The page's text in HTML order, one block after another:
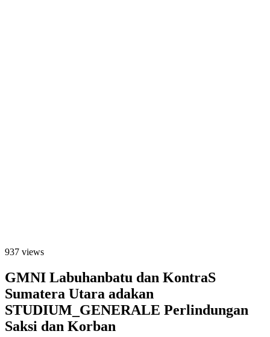
937 views
GMNI Labuhanbatu dan KontraS
Sumatera Utara adakan
STUDIUM_GENERALE Perlindungan
Saksi dan Korban